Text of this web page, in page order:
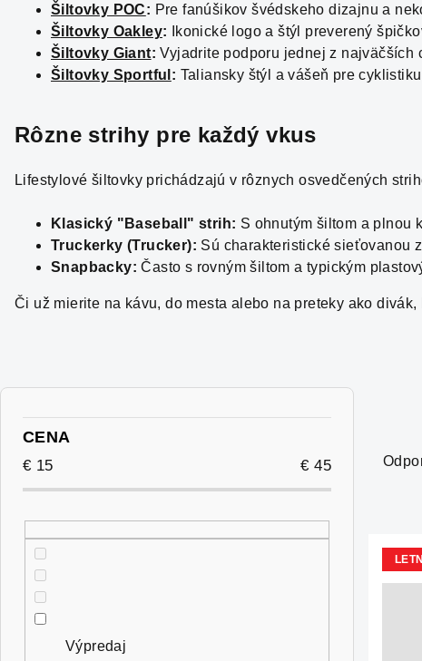
Šiltovky POC: Pre fanúšikov švédskeho dizajnu a
Šiltovky Oakley:
Ikonické logo a štýl preverený
Šiltovky Giant: Vyjadrite podporu jednej z najväčších
Šiltovky Sportful : Taliansky štýl a vášeň pre
Rôzne strihy pre každý vkus
Lifestylové šiltovky prichádzajú v rôznych osvedčených
Klasický "Baseball" strih: S ohnutým šiltom a plnou
Truckerky (Trucker): Sú charakteristické sieťovanou
Snapbacky: Často s rovným šiltom a typickým
Či už mierite na kávu, do mesta alebo na preteky ako
CENA
€ 15 €45
Výpredaj
a
e
n
V
ý